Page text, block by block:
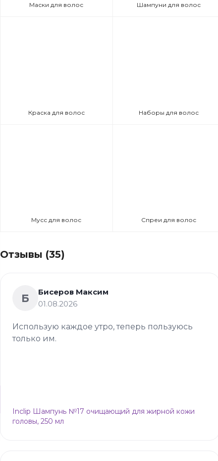
Маски для волос Шампуни для волос
Краска для волос Наборы для волос
Мусс для волос Спреи для волос
Отзывы (35)
Б
Бисеров Максим
01.08.2026
Использую каждое утро, теперь пользуюсь
только им.
Inclip Шампунь №17 очищающий для жирной кожи
головы, 250 мл